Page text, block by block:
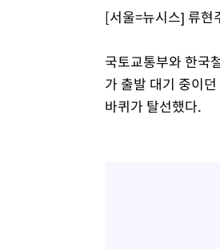
[서울=뉴시스] 류현
국토교통부와 한국
가 출발 대기 중이
바퀴가 탈선했다.